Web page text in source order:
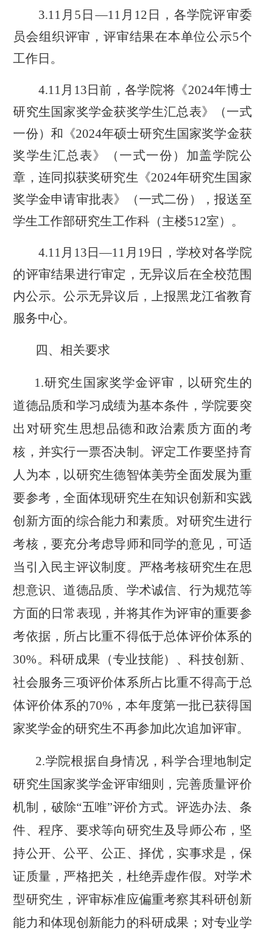
3.1 1 月 5 日—1 1 月 12 日 ，各学院评审委
员会组织评审， 评审结果在本单位公示5个
工作日。
4.1 1 月 13 日前，各学院将《2024年博士
研究生国家奖学金获奖学生汇总表》（一式
一份） 和 《2024年硕士研究生国家奖学金获
奖学生汇总表》（一式一份） 加盖学院公
章 ，连同拟获奖研究生《2024年研究生国家
奖学金申请审批表》
（一式二份 ） ，报送至
学生工作部研究生工作科 （主楼512室） 。
4.1 1 月 13日—11 月 19 日，学校对各学院
的评审结果进行审定 ， 无异议后在全校范围
内公示。公示无异议后，上报黑龙江省教育
服务中心。
四、 相关要求
1.研究生国家奖学金评审，以研究生的
道德品质和学习成绩为基本条件， 学院要突
出对研究生思想品德和政治素质方面的考
核，并实行一票否决制。评定工作要坚持育
人为本，以研究生德智体美劳全面发展为重
要参考，全面体现研究生在知识创新和实践
创新方面的综合能力和素质。对研究生进行
考核，要充分考虑导师和同学的意见，可适
当引入民主评议制度。严格考核研究生在思
想意识、道德品质、学术诚信、行为规范等
方面的日常表现，并将其作为评审的重要参
考依据，所占比重不得低于总体评价体系的
30%。科研成果（专业技能）、科技创新、
社会服务三项评价体系所占比重不得高于总
体评价体系的70%，本年度第一批已获得国
家奖学金的研究生不再参加此次追加评审。
2.学院根据自身情况，科学合理地制定
研究生国家奖学金评审细则，完善质量评价
机制，破除“五唯”评价方式。评选办法、条
件、程序、要求等向研究生及导师公布，坚
持公开、公平、公正、择优，实事求是，保
证质量，严格把关，杜绝弄虚作假。 对学术
型研究生， 评审标准应偏重考察其科研创新
能力和体现创新能力的科研成果；对专业学